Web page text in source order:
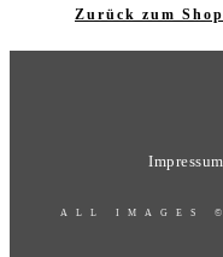
Zurück zum Shop
Impressum
ALL IMAGES